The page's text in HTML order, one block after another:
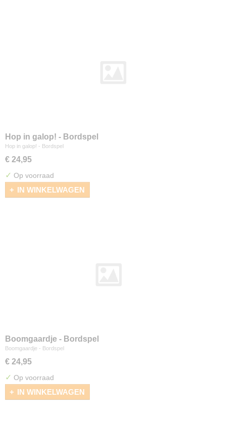
Hop in galop! - Bordspel
Hop in galop! - Bordspel
€ 24,95
✓ Op voorraad
IN WINKELWAGEN
Boomgaardje - Bordspel
Boomgaardje - Bordspel
€ 24,95
✓ Op voorraad
IN WINKELWAGEN